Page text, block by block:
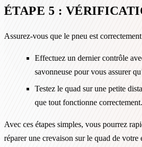
ÉTAPE 5 :
Assurez-vous que le pneu est
Effectuez un dernier contrôle
savonneuse pour vous assurer
Testez le quad sur une petite
que tout fonctionne correctement.
Avec ces étapes simples, vous pourrez
réparer une crevaison sur le quad de votre